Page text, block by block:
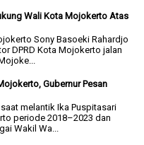
Wali Kota Mojokerto Atas
Sony Basoeki Rahardjo
DPRD Kota Mojokerto jalan
Gubernur Pesan
melantik Ika Puspitasari
periode 2018–2023 dan
Wakil Wa...